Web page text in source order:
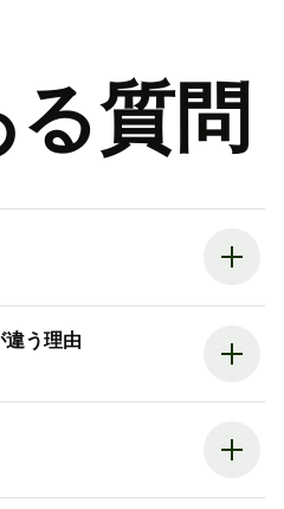
質問
う理由